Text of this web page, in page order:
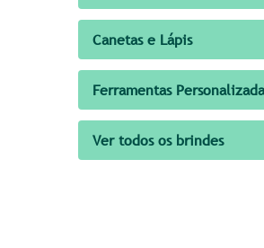
Canetas e Lápis
Ferramentas
Ver todos os brindes